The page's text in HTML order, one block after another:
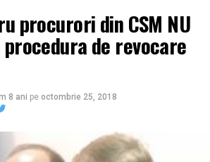
procurori din CSM NU
de revocare
8 ani pe octombrie 25, 2018